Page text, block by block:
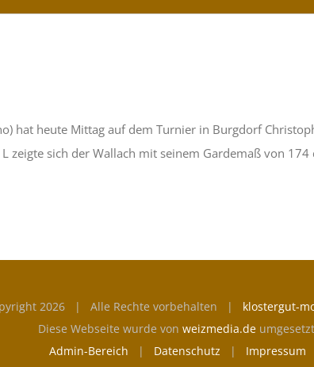
hat heute Mittag auf dem Turnier in Burgdorf
zeigte sich der Wallach mit seinem Gardemaß von
2026 | Alle Rechte vorbehalten | klostergut-
Diese Webseite wurde von weizmedia.de
Admin-Bereich | Datenschutz | Impressum